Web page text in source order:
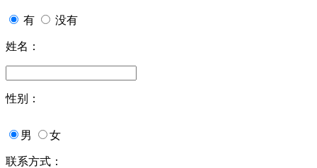
有 没有
姓名：
性别：
男 女
联系方式：